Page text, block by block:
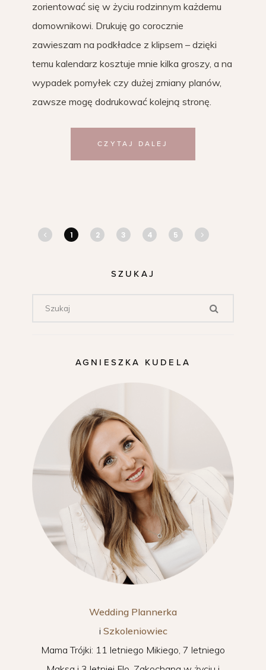
zorientować się w życiu rodzinnym każdemu
domownikowi. Drukuję go corocznie
zawieszam na podkładce z klipsem – dzięki
temu kalendarz kosztuje mnie kilka groszy, a na
wypadek pomyłek czy dużej zmiany planów,
zawsze mogę dodrukować kolejną stronę.
CZYTAJ DALEJ
1 2 3 4 5
SZUKAJ
AGNIESZKA KUDELA
Wedding Plannerka
i Szkoleniowiec
Mama Trójki: 11 letniego Mikiego, 7 letniego